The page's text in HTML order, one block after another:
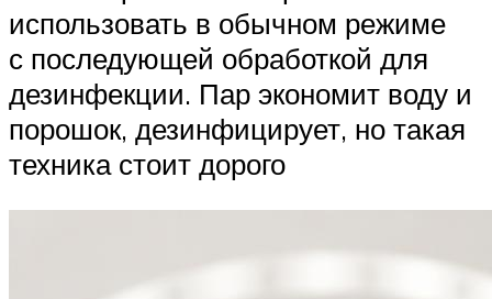
использовать в обычном режиме
с последующей обработкой для
дезинфекции. Пар экономит воду и
порошок, дезинфицирует, но такая
техника стоит дорого